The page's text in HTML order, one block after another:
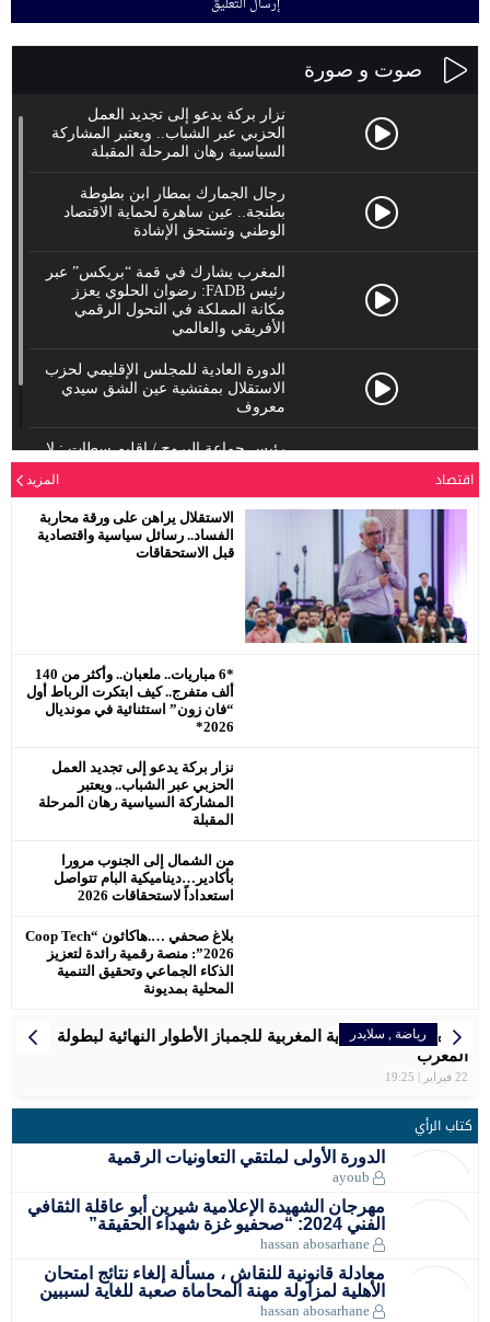
صوت و صورة
نزار بركة يدعو إلى تجديد العمل
الحزبي عبر الشباب.. ويعتبر المشاركة
السياسية رهان المرحلة المقبلة
رجال الجمارك بمطار ابن بطوطة
بطنجة.. عين ساهرة لحماية الاقتصاد
الوطني وتستحق الإشادة
المغرب يشارك في قمة “بريكس” عبر
رئيس FADB: رضوان الحلوي يعزز
مكانة المملكة في التحول الرقمي
الأفريقي والعالمي
الدورة العادية للمجلس الإقليمي لحزب
الاستقلال بمفتشية عين الشق سيدي
معروف
رئيس جماعة البروج / اقليم سطات : لا
يحترم جلالة الملك محمد السادس
اقتصاد المزيد
الاستقلال يراهن على ورقة محاربة
الفساد.. رسائل سياسية واقتصادية
قبل الاستحقاقات
*6 مباريات.. ملعبان.. وأكثر من 140
ألف متفرج.. كيف ابتكرت الرباط أول
“فان زون” استثنائية في مونديال
2026*
نزار بركة يدعو إلى تجديد العمل
الحزبي عبر الشباب.. ويعتبر
المشاركة السياسية رهان المرحلة
المقبلة
من الشمال إلى الجنوب مرورا
بأكادير…ديناميكية البام تتواصل
استعداداً لاستحقاقات 2026
بلاغ صحفي ….هاكاثون “Coop Tech
2026”: منصة رقمية رائدة لتعزيز
الذكاء الجماعي وتحقيق التنمية
المحلية بمديونة
رياضة سلايدر
سبورتينغ الدار البيضاء لكرة القدم النسوية يوقّع شراكة استراتيجية
مع علامة رائدة في مجال المشروبات الرياضية
رياضة , سلايدر
تنظم الجامعة الملكية المغربية للجمباز الأطوار النهائية لبطولة
المغرب
22 فبراير | 19:25
المرأة رياضة سلايدر
المغربية سعاد مقتدري تواصل التحدي برالي دكار بالمملكة العربية
السعودية
إقتصاد اخبار وطنية رياضة سلايدر
بلاغ الصحفي… اللجنة الإقليمية للمبادرة الوطنية للتنمية البشرية
عمالة مقاطعة عين الشق
رياضة
سفيان البقالي فخر المغرب ، اهدى لصاحب الجلالة الميدالية
الاولمبية .
رياضة سلايدر
مواعيد مباريات المنتخب الأولمبي المغربي في أولمبياد باريس
2024 – مسابقة كرة القدم
رياضة سلايدر
الرجاء البيضاوي يتوج بكأس العرش للمرة التاسعة
كتاب الرأي
الدورة الأولى لملتقي التعاونيات الرقمية
ayoub
مهرجان الشهيدة الإعلامية شيرين أبو عاقلة الثقافي
الفني 2024: “صحفيو غزة شهداء الحقيقة”
hassan abosarhane
معادلة قانونية للنقاش ، مسألة إلغاء نتائج امتحان
الأهلية لمزاولة مهنة المحاماة صعبة للغاية لسببين
hassan abosarhane